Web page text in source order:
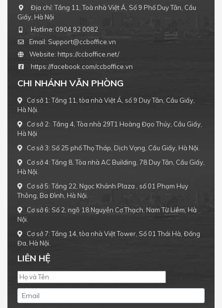
Địa chỉ:Tầng 11, Toà nhà Việt Á, Số 9 Phố Duy Tân, Cầu
Giấy, Hà Nội
Hotline: 0904 92 0082
Email: Support@ccboffice.vn
Website: https://ccboffice.net/
https://facebook.com/ccboffice.vn
CHI NHÁNH VĂN PHÒNG
Cơ sở 1: Tầng 11, tòa nhà Việt Á, số 9 Duy Tân, Cầu Giấy,
Hà Nội.
Cơ sở 2: Tầng 4, Tòa nhà 29T1 Hoàng Đạo Thúy, Cầu Giấy,
Hà Nội
Cơ sở 3: Số 25 phố Thọ Tháp, Dịch Vọng, Cầu Giấy, Hà Nội.
Cơ sở 4: Tầng 8, Tòa nhà AC Building, 78 Duy Tân, Cầu Giấy,
Hà Nội.
Cơ sở 5: Tầng 22, Ngọc Khánh Plaza , số 01 Phạm Huy
Thông, Ba Đình, Hà Nội.
Cơ sở 6: Số 2, ngõ 18 Nguyễn Cơ Thạch, Nam Từ Liêm, Hà
Nội.
Cơ sở 7: Tầng 14, tòa nhà Việt Tower, Số 01 Thái Hà, Đống
Đa, Hà Nội.
LIÊN HỆ